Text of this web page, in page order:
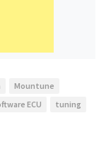
Mountune
ECU tuning